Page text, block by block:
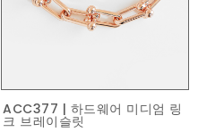
ACC377 | 하드웨어 미디엄 링
크 브레이슬릿